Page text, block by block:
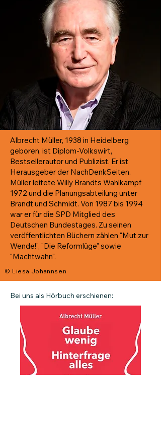
Albrecht Müller, 1938 in Heidelberg
geboren, ist Diplom-Volkswirt,
Bestsellerautor und Publizist. Er ist
Herausgeber der NachDenkSeiten.
Müller leitete Willy Brandts Wahlkampf
1972 und die Planungsabteilung unter
Brandt und Schmidt. Von 1987 bis 1994
war er für die SPD Mitglied des
Deutschen Bundestages. Zu seinen
veröffentlichten Büchern zählen "Mut zur
Wende!", "Die Reformlüge" sowie
"Machtwahn".
© Liesa Johannsen
Bei uns als Hörbuch erschienen:
Zum Hörbuch